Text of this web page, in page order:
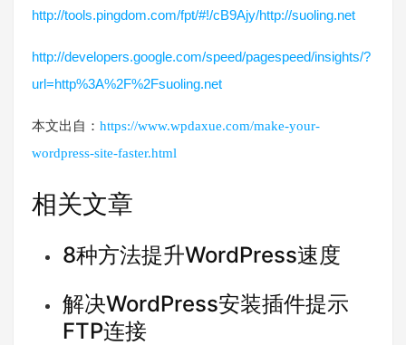
http://tools.pingdom.com/fpt/#!/cB9Ajy/http://suoling.net
http://developers.google.com/speed/pagespeed/insights/?
url=http%3A%2F%2Fsuoling.net
本文出自： https://www.wpdaxue.com/make-your-
wordpress-site-faster.html
相关文章
8种方法提升WordPress速度
解决WordPress安装插件提示
FTP连接